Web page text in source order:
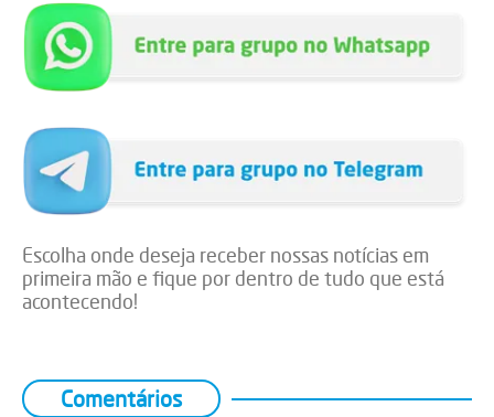
Escolha onde deseja receber nossas notícias em
primeira mão e fique por dentro de tudo que está
acontecendo!
Comentários